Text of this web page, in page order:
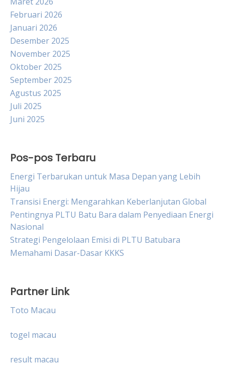
Februari 2026
Januari 2026
Desember 2025
November 2025
Oktober 2025
September 2025
Agustus 2025
Juli 2025
Juni 2025
Pos-pos Terbaru
Energi Terbarukan untuk Masa Depan yang Lebih
Hijau
Transisi Energi: Mengarahkan Keberlanjutan Global
Pentingnya PLTU Batu Bara dalam Penyediaan Energi
Nasional
Strategi Pengelolaan Emisi di PLTU Batubara
Memahami Dasar-Dasar KKKS
Partner Link
Toto Macau
togel macau
result macau